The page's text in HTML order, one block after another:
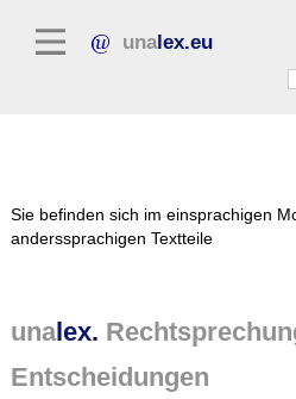
unalex.eu
Normtexte
Sie befinden sich im einsprachigen
anderssprachigen Textteile
unalex.
Entscheidungen